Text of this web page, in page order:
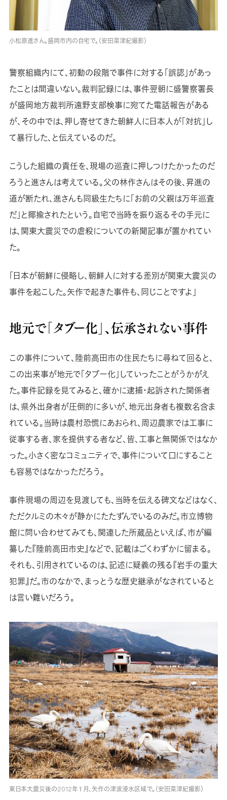
小松原進さん。盛岡市内の自宅で。（安田菜津紀撮影）
警察組織内にて、初動の段階で事件に対する「誤認」があっ
たことは間違いない。裁判記録には、事件翌朝に盛警察署長
が盛岡地方裁判所遠野支部検事に宛てた電話報告がある
が、その中では、押し寄せてきた朝鮮人に日本人が「対抗」し
て暴行した、と伝えているのだ。
こうした組織の責任を、現場の巡査に押しつけたかったのだ
ろうと進さんは考えている。父の林作さんはその後、昇進の
道が断たれ、進さんも同級生たちに「お前の父親は万年巡査
だ」と揶揄されたという。自宅で当時を振り返るその手元に
は、関東大震災での虐殺についての新聞記事が置かれてい
た。
「日本が朝鮮に侵略し、朝鮮人に対する差別が関東大震災の
事件を起こした。矢作で起きた事件も、同じことですよ」
地元で「タブー化」、伝承されない事件
この事件について、陸前高田市の住民たちに尋ねて回ると、
この出来事が地元で「タブー化」していったことがうかがえ
た。事件記録を見てみると、確かに逮捕・起訴された関係者
は、県外出身者が圧倒的に多いが、地元出身者も複数名含ま
れている。当時は農村恐慌にあおられ、周辺農家では工事に
従事する者、家を提供する者など、皆、工事と無関係ではなか
った。小さく密なコミュニティで、事件について口にすること
も容易ではなかっただろう。
事件現場の周辺を見渡しても、当時を伝える碑文などはなく、
ただクルミの木々が静かにたたずんでいるのみだ。市立博物
館に問い合わせてみても、関連した所蔵品といえば、市が編
纂した『陸前高田市史』などで、記載はごくわずかに留まる。
それも、引用されているのは、記述に疑義の残る『岩手の重大
犯罪』だ。市のなかで、まっとうな歴史継承がなされていると
は言い難いだろう。
東日本大震災後の2012年１月、矢作の津波浸水区域で。（安田菜津紀撮影）